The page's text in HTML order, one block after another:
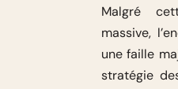
Malgré
massive,
une faille
stratégie